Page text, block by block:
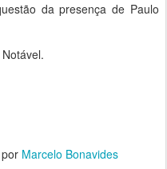
da presença de Paulo
por Marcelo Bonavides